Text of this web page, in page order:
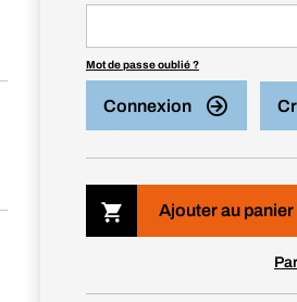
Mot de passe oublié ?
Connexion
Ajouter au panier